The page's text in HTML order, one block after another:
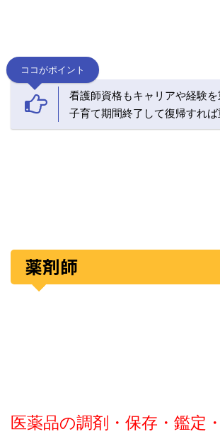
ココがポイント
看護師資格もキャリアや経験を
子育て期間終了して復帰すれば
薬剤師
医薬品の調剤・保存・鑑定